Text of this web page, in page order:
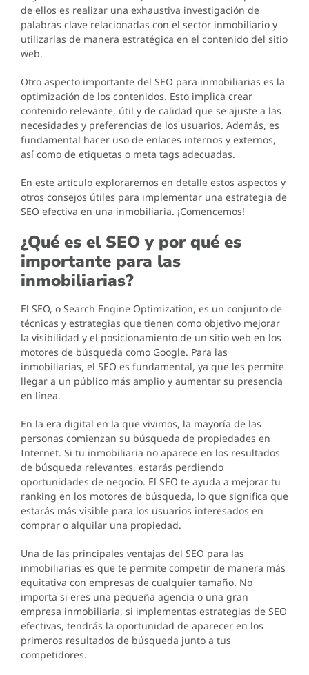
de ellos es realizar una exhaustiva investigación de
palabras clave relacionadas con el sector inmobiliario y
utilizarlas de manera estratégica en el contenido del sitio
web.
Otro aspecto importante del SEO para inmobiliarias es la
optimización de los contenidos. Esto implica crear
contenido relevante, útil y de calidad que se ajuste a las
necesidades y preferencias de los usuarios. Además, es
fundamental hacer uso de enlaces internos y externos,
así como de etiquetas o meta tags adecuadas.
En este artículo exploraremos en detalle estos aspectos y
otros consejos útiles para implementar una estrategia de
SEO efectiva en una inmobiliaria. ¡Comencemos!
¿Qué es el SEO y por qué es
importante para las
inmobiliarias?
El SEO, o Search Engine Optimization, es un conjunto de
técnicas y estrategias que tienen como objetivo mejorar
la visibilidad y el posicionamiento de un sitio web en los
motores de búsqueda como Google. Para las
inmobiliarias, el SEO es fundamental, ya que les permite
llegar a un público más amplio y aumentar su presencia
en línea.
En la era digital en la que vivimos, la mayoría de las
personas comienzan su búsqueda de propiedades en
Internet. Si tu inmobiliaria no aparece en los resultados
de búsqueda relevantes, estarás perdiendo
oportunidades de negocio. El SEO te ayuda a mejorar tu
ranking en los motores de búsqueda, lo que significa que
estarás más visible para los usuarios interesados en
comprar o alquilar una propiedad.
Una de las principales ventajas del SEO para las
inmobiliarias es que te permite competir de manera más
equitativa con empresas de cualquier tamaño. No
importa si eres una pequeña agencia o una gran
empresa inmobiliaria, si implementas estrategias de SEO
efectivas, tendrás la oportunidad de aparecer en los
primeros resultados de búsqueda junto a tus
competidores.